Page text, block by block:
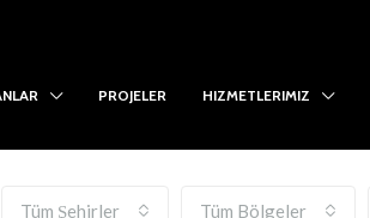
PROJELER HIZMETLERIMIZ
Tüm Şehirler Tüm Bölgeler